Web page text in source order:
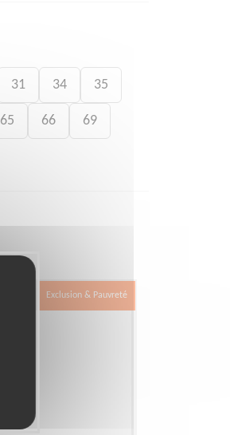
31 34 35
65 66 69
Exclusion & Pauvreté